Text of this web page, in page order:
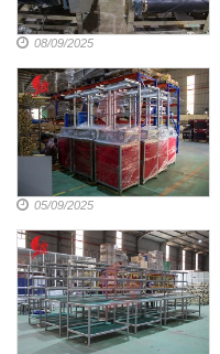
08/09/2025
05/09/2025